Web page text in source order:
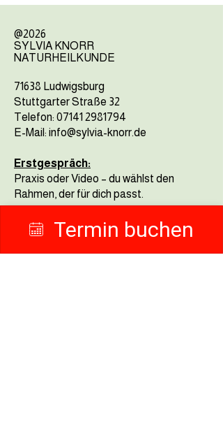
@2026
SYLVIA KNORR
NATURHEILKUNDE
71638 Ludwigsburg
Stuttgarter Straße 32
Telefon: 07141 2981794
E-Mail: info@sylvia-knorr.de
Erstgespräch:
Praxis oder Video – du wählst den
Rahmen, der für dich passt.
Termin buchen